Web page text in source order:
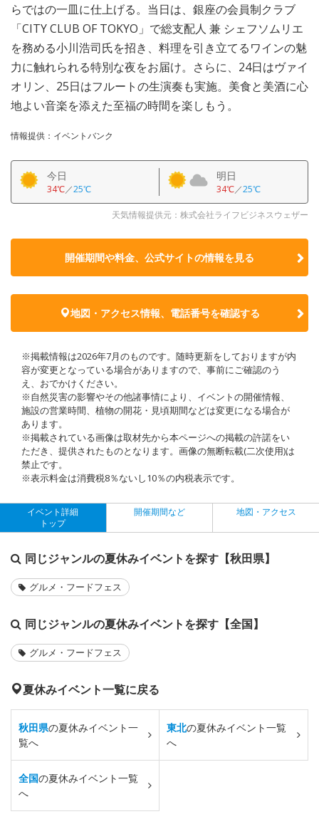
らではの一皿に仕上げる。当日は、銀座の会員制クラブ
「CITY CLUB OF TOKYO」で総支配人 兼 シェフソムリエ
を務める小川浩司氏を招き、料理を引き立てるワインの魅
力に触れられる特別な夜をお届け。さらに、24日はヴァイ
オリン、25日はフルートの生演奏も実施。美食と美酒に心
地よい音楽を添えた至福の時間を楽しもう。
情報提供：イベントバンク
今日
34℃／25℃
明日
34℃／25℃
天気情報提供元：株式会社ライフビジネスウェザー
開催期間や料金、公式サイトの情報を見る
地図・アクセス情報、電話番号を確認する
※掲載情報は2026年7月のものです。随時更新をしておりますが内
容が変更となっている場合がありますので、事前にご確認のう
え、おでかけください。
※自然災害の影響やその他諸事情により、イベントの開催情報、
施設の営業時間、植物の開花・見頃期間などは変更になる場合が
あります。
※掲載されている画像は取材先から本ページへの掲載の許諾をい
ただき、提供されたものとなります。画像の無断転載(二次使用)は
禁止です。
※表示料金は消費税8％ないし10％の内税表示です。
イベント詳細
トップ
開催期間など 地図・アクセス
同じジャンルの夏休みイベントを探す【秋田県】
グルメ・フードフェス
同じジャンルの夏休みイベントを探す【全国】
グルメ・フードフェス
夏休みイベント一覧に戻る
秋田県の夏休みイベント一
覧へ
東北の夏休みイベント一覧
へ
全国の夏休みイベント一覧
へ